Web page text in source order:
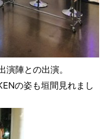
陣との出演。
の姿も垣間見れまし